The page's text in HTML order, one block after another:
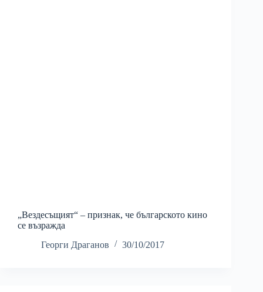
„Вездесъщият“ – признак, че българското кино
се възражда
Георги Драганов
30/10/2017